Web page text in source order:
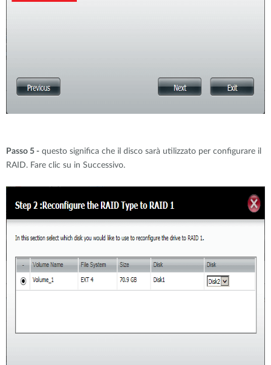
Passo 5 - questo significa che il disco sarà utilizzato per configurare il
RAID. Fare clic su in Successivo.